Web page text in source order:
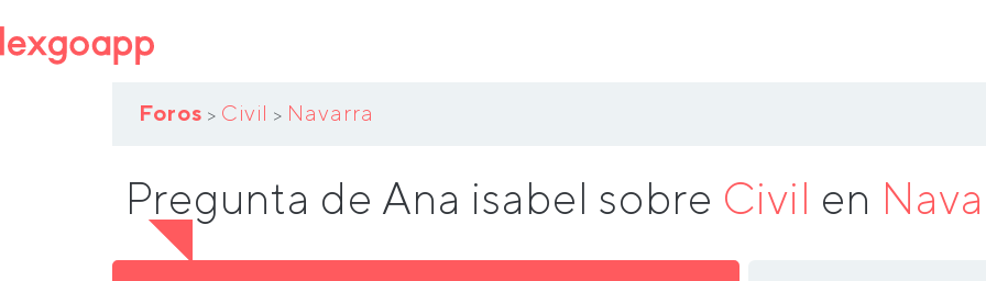
Foros > Civil > Navarra
Pregunta de Ana isabel sobre Civil en